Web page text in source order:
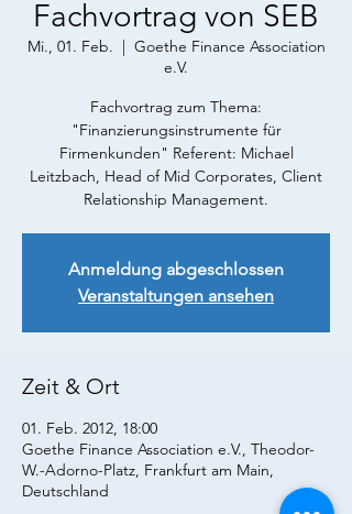
Fachvortrag von SEB
Mi., 01. Feb.
  |
Goethe Finance Association
e.V.
Fachvortrag zum Thema:
"Finanzierungsinstrumente für
Firmenkunden" Referent: Michael
Leitzbach, Head of Mid Corporates, Client
Relationship Management.
Anmeldung abgeschlossen
Veranstaltungen ansehen
Zeit & Ort
01. Feb. 2012, 18:00
Goethe Finance Association e.V., Theodor-
W.-Adorno-Platz, Frankfurt am Main,
Deutschland